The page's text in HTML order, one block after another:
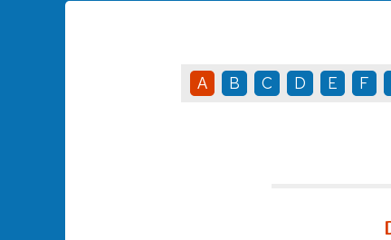
A B C D E F